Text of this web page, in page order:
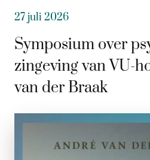
27 juli 2026
Symposium over
zingeving van VU-
van der Braak